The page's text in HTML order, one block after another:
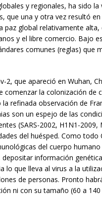
y regionales, ha sido
que una y otra vez resultó
paz global relativamente
y el libre comercio. Bajo
comunes (reglas) que
2, que apareció en Wuhan,
comenzar la colonización de
refinada observación de
son un espejo de las
(SARS-2002, H1N1-
del huésped. Como
del cuerpo
información
lo que lleva al virus a la
de personas. Pronto
ni con su tamaño (60 a